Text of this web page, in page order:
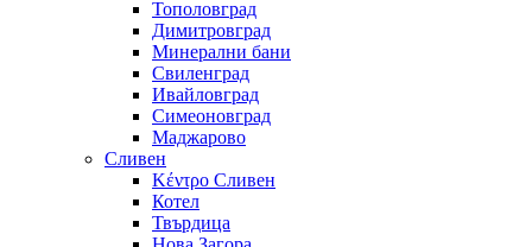
Тополовград
Димитровград
Минерални бани
Свиленград
Ивайловград
Симеоновград
Маджарово
Сливен
Κέντρο Сливен
Котел
Твърдица